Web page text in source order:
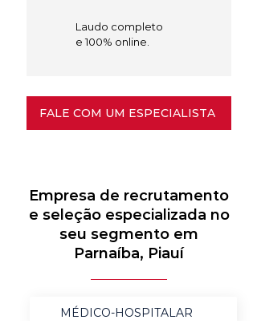
Laudo completo
e 100% online.
FALE COM UM ESPECIALISTA
Empresa de recrutamento
e seleção especializada no
seu segmento em
Parnaíba, Piauí
MÉDICO-HOSPITALAR